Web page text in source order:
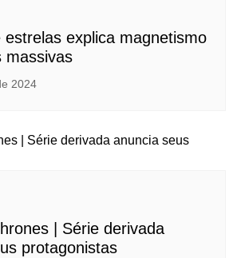
estrelas explica magnetismo
massivas
2024
| Série derivada
protagonistas